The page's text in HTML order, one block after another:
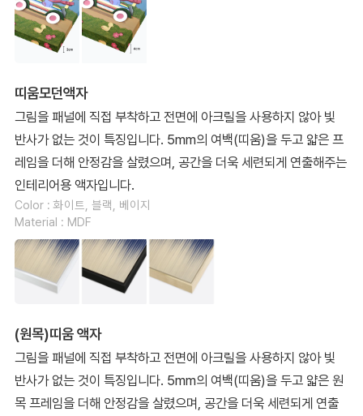
띠움모던액자
그림을 패널에 직접 부착하고 전면에 아크릴을 사용하지 않아 빛
반사가 없는 것이 특징입니다. 5mm의 여백(띠움)을 두고 얇은 프
레임을 더해 안정감을 살렸으며, 공간을 더욱 세련되게 연출해주는
인테리어용 액자입니다.
Color : 화이트, 블랙, 베이지
Material : MDF
(원목)띠움 액자
그림을 패널에 직접 부착하고 전면에 아크릴을 사용하지 않아 빛
반사가 없는 것이 특징입니다. 5mm의 여백(띠움)을 두고 얇은 원
목 프레임을 더해 안정감을 살렸으며, 공간을 더욱 세련되게 연출